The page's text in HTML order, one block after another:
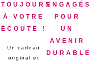
TOUJOURS
À VOTRE
ÉCOUTE !
Un cadeau
original et
ENGAGÉS
POUR
UN
AVENIR
DURABLE